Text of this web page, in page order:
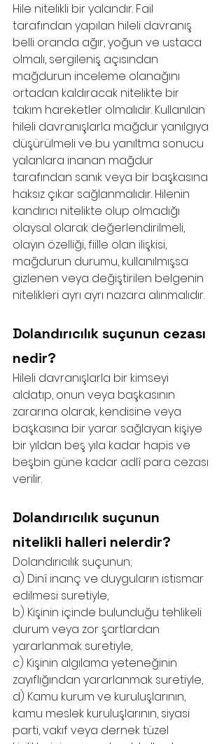
Hile nitelikli bir yalandır. Fail
tarafından yapılan hileli davranış
belli oranda ağır, yoğun ve ustaca
olmalı, sergileniş açısından
mağdurun inceleme olanağını
ortadan kaldıracak nitelikte bir
takım hareketler olmalıdır. Kullanılan
hileli davranışlarla mağdur yanılgıya
düşürülmeli ve bu yanıltma sonucu
yalanlara inanan mağdur
tarafından sanık veya bir başkasına
haksız çıkar sağlanmalıdır. Hilenin
kandırıcı nitelikte olup olmadığı
olaysal olarak değerlendirilmeli,
olayın özelliği, fiille olan ilişkisi,
mağdurun durumu, kullanılmışsa
gizlenen veya değiştirilen belgenin
nitelikleri ayrı ayrı nazara alınmalıdır.
Dolandırıcılık suçunun cezası
nedir?
Hileli davranışlarla bir kimseyi
aldatıp, onun veya başkasının
zararına olarak, kendisine veya
başkasına bir yarar sağlayan kişiye
bir yıldan beş yıla kadar hapis ve
beşbin güne kadar adlî para cezası
verilir.
Dolandırıcılık suçunun
nitelikli halleri nelerdir?
Dolandırıcılık suçunun;
a) Dinî inanç ve duyguların istismar
edilmesi suretiyle,
b) Kişinin içinde bulunduğu tehlikeli
durum veya zor şartlardan
yararlanmak suretiyle,
c) Kişinin algılama yeteneğinin
zayıflığından yararlanmak suretiyle,
d) Kamu kurum ve kuruluşlarının,
kamu meslek kuruluşlarının, siyasi
parti, vakıf veya dernek tüzel